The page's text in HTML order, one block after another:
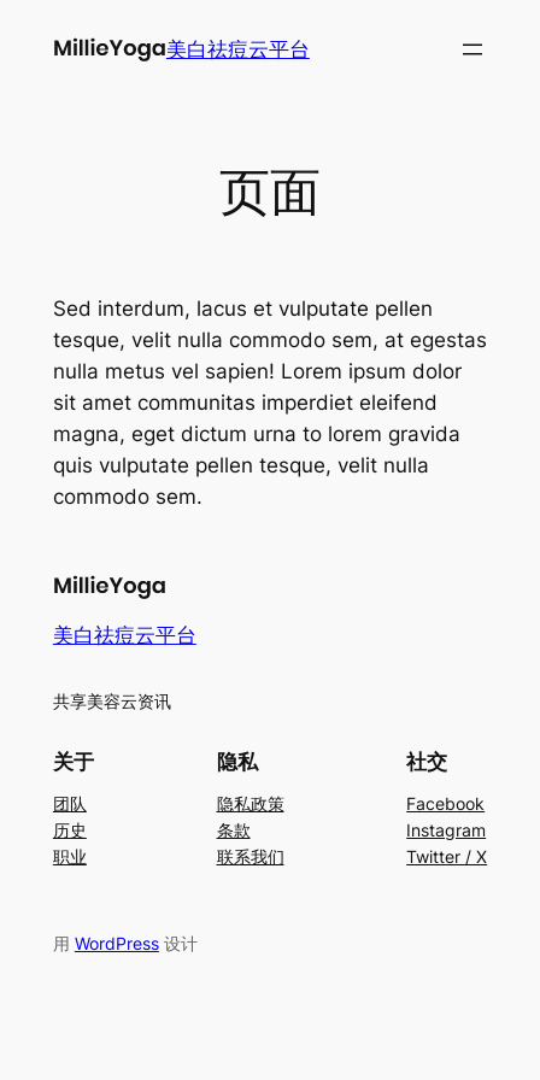
美白祛痘云平台
页面
Sed interdum, lacus et vulputate pellen
tesque, velit nulla commodo sem, at egestas
nulla metus vel sapien! Lorem ipsum dolor
sit amet communitas imperdiet eleifend
magna, eget dictum urna to lorem gravida
quis vulputate pellen tesque, velit nulla
commodo sem.
美白祛痘云平台
共享美容云资讯
关于
团队
历史
职业
隐私
隐私政策
条款
联系我们
社交
Facebook
Instagram
Twitter / X
用 WordPress设计